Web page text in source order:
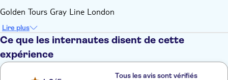
Golden Tours Gray Line London
Lire plus
Ce que les internautes disent de cette
expérience
Tous les avis sont vérifiés